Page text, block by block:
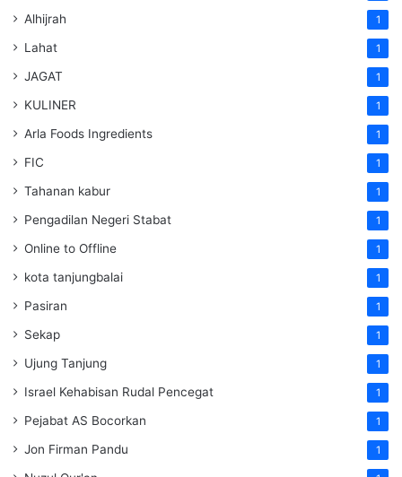
Alhijrah 1
Lahat 1
JAGAT 1
KULINER 1
Arla Foods Ingredients 1
FIC 1
Tahanan kabur 1
Pengadilan Negeri Stabat 1
Online to Offline 1
kota tanjungbalai 1
Pasiran 1
Sekap 1
Ujung Tanjung 1
Israel Kehabisan Rudal Pencegat 1
Pejabat AS Bocorkan 1
Jon Firman Pandu 1